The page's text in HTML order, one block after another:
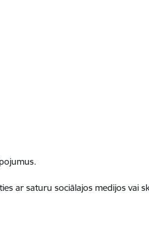
ar saturu sociālajos medijos vai